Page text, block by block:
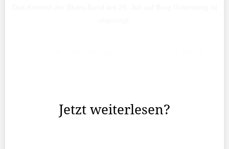
Jetzt weiterlesen?